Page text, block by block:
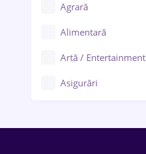
Agrară
Alimentară
Artă / Entertainment
Asigurări